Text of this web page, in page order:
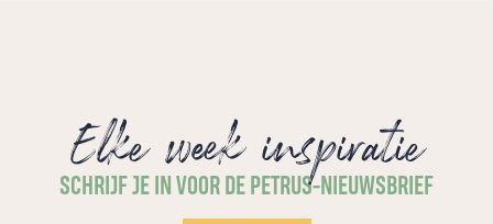
Elke week inspiratie
SCHRIJF JE IN VOOR DE PETRUS-NIEUWSBRIEF